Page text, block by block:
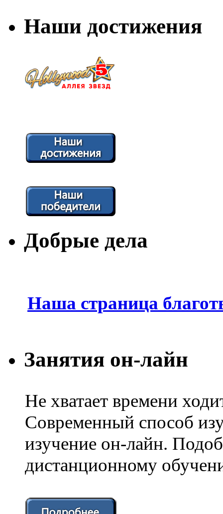
Наши достижения
Добрые дела
Наша страница
Занятия он-лайн
Не хватает времени
Современный способ
изучение он-лайн.
дистанционному